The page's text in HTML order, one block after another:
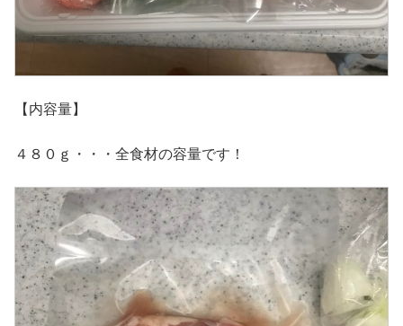
【内容量】
４８０ｇ・・・全食材の容量です！